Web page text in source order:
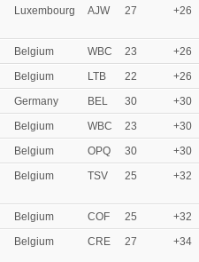
Luxembourg AJW 27 +26
Belgium WBC 23
+26
Belgium LTB 22
+26
Germany BEL 30
+30
Belgium WBC 23
+30
Belgium OPQ 30
+30
Belgium TSV 25 +32
Belgium COF 25
+32
Belgium CRE 27 +34